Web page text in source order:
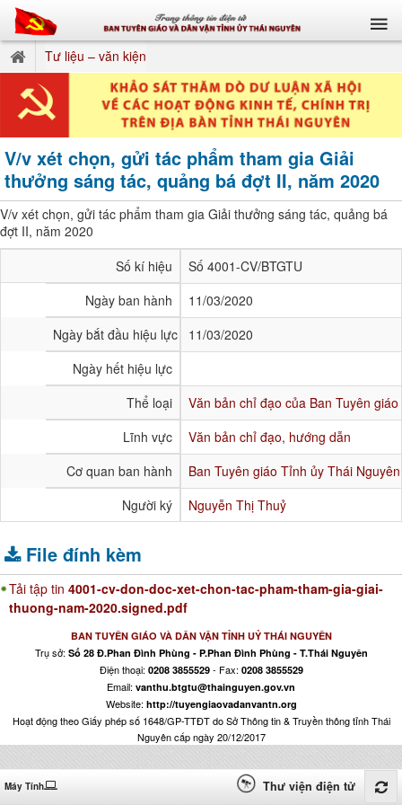
Tư liệu – văn kiện
V/v xét chọn, gửi tác phẩm tham gia Giải
thưởng sáng tác, quảng bá đợt II, năm 2020
V/v xét chọn, gửi tác phẩm tham gia Giải thưởng sáng tác, quảng bá
đợt II, năm 2020
Số kí hiệu
Số 4001-CV/BTGTU
Ngày ban hành
11/03/2020
Ngày bắt đầu hiệu lực
11/03/2020
Ngày hết hiệu lực
Thể loại
Văn bản chỉ đạo của Ban Tuyên
Lĩnh vực
Văn bản chỉ đạo, hướng dẫn
Cơ quan ban hành
Ban Tuyên giáo Tỉnh ủy Thái Nguyên
Người ký
Nguyễn Thị Thuỷ
File đính kèm
Tải tập tin 4001-cv-don-doc-xet-chon-tac-pham-tham-gia-giai-
thuong-nam-2020.signed.pdf
BAN TUYÊN GIÁO VÀ DÂN VẬN TỈNH UỶ THÁI NGUYÊN
Trụ sở: Số 28 Đ.Phan Đình Phùng - P.Phan Đình Phùng - T.Thái Nguyên
Điện thoại: 0208 3855529- Fax: 0208 3855529
Email: vanthu.btgtu@thainguyen.gov.vn
Website: http://tuyengiaovadanvantn.org
Hoạt động theo Giấy phép số 1648/GP-TTĐT do Sở Thông tin & Truyền thông tỉnh Thái
Nguyên cấp ngày 20/12/2017
Máy Tính Thư viện điện tử